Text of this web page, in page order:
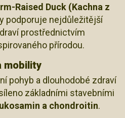
Raised Duck (Kachna z
podporuje nejdůležitější
prostřednictvím
přírodou.
mobility
pohyb a dlouhodobé zdraví
základními stavebními
a chondroitin.